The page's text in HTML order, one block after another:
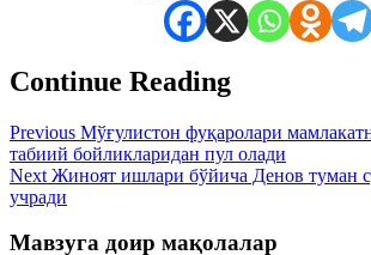
Continue Reading
Previous Мўғулистон фуқаролари
табиий бойликларидан пул олади
Next Жиноят ишлари бўйича Денов туман
учради
Мавзуга доир мақолалар